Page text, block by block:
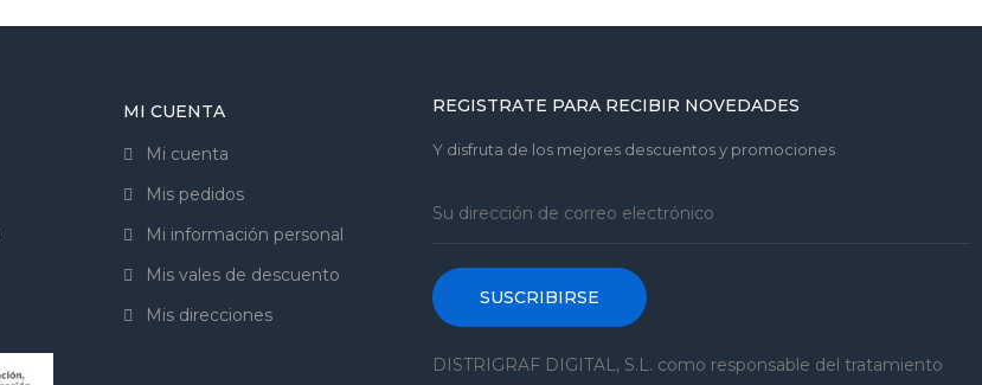
MI CUENTA
Mi cuenta
Mis pedidos
Mi información personal
Mis vales de descuento
Mis direcciones
REGISTRATE PARA RECIBIR NOVEDADES
Y disfruta de los mejores descuentos y promociones
SUSCRIBIRSE
DISTRIGRAF DIGITAL, S.L. como responsable del tratamiento